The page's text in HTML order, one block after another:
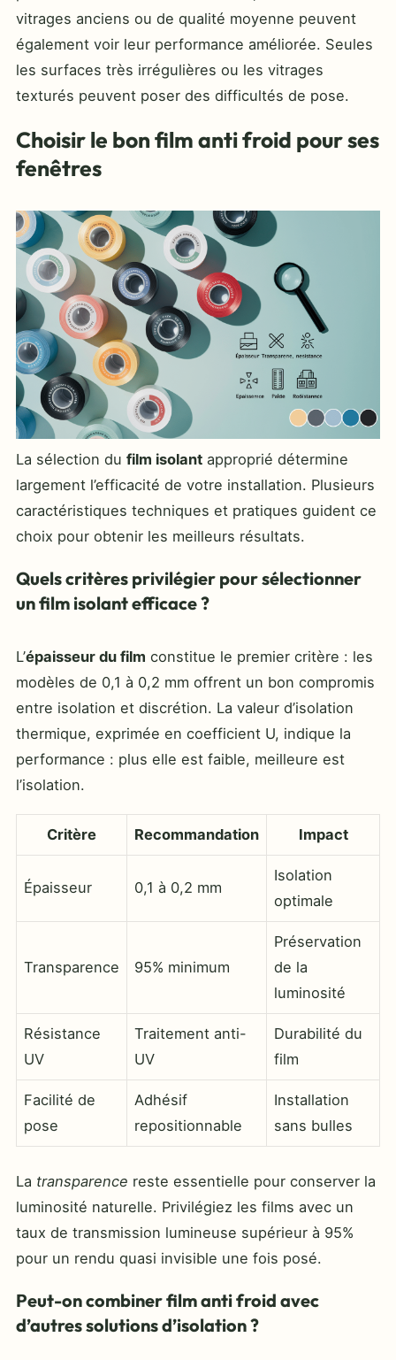
vitrages anciens ou de qualité moyenne peuvent
également voir leur performance améliorée. Seules
les surfaces très irrégulières ou les vitrages
texturés peuvent poser des difficultés de pose.
Choisir le bon film anti froid pour ses
fenêtres
La sélection du film isolant approprié détermine
largement l’efficacité de votre installation. Plusieurs
caractéristiques techniques et pratiques guident ce
choix pour obtenir les meilleurs résultats.
Quels critères privilégier pour sélectionner
un film isolant efficace ?
L’épaisseur du film constitue le premier critère : les
modèles de 0,1 à 0,2 mm offrent un bon compromis
entre isolation et discrétion. La valeur d’isolation
thermique, exprimée en coefficient U, indique la
performance : plus elle est faible, meilleure est
l’isolation.
Critère Recommandation Impact
Épaisseur 0,1 à 0,2 mm
Isolation
optimale
Transparence 95% minimum
Préservation
de la
luminosité
Résistance
UV
Traitement anti-
UV
Durabilité du
film
Facilité de
pose
Adhésif
repositionnable
Installation
sans bulles
La transparence reste essentielle pour conserver la
luminosité naturelle. Privilégiez les films avec un
taux de transmission lumineuse supérieur à 95%
pour un rendu quasi invisible une fois posé.
Peut-on combiner film anti froid avec
d’autres solutions d’isolation ?